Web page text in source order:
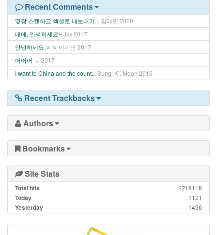
Recent Comments
몇장 스캔하고 엑셀로 내보내기... 김태민 2020
네에, 안녕하세요~ Jxx2017
안녕하세요.ㅎㅎ 이제민 2017
어어어 ㅠ 2017
I want to China and the count... Sung. Ki. Moon 2016
Recent Trackbacks
Authors
Bookmarks
Site Stats
Total hits 2218118
Today 1121
Yesterday 1496